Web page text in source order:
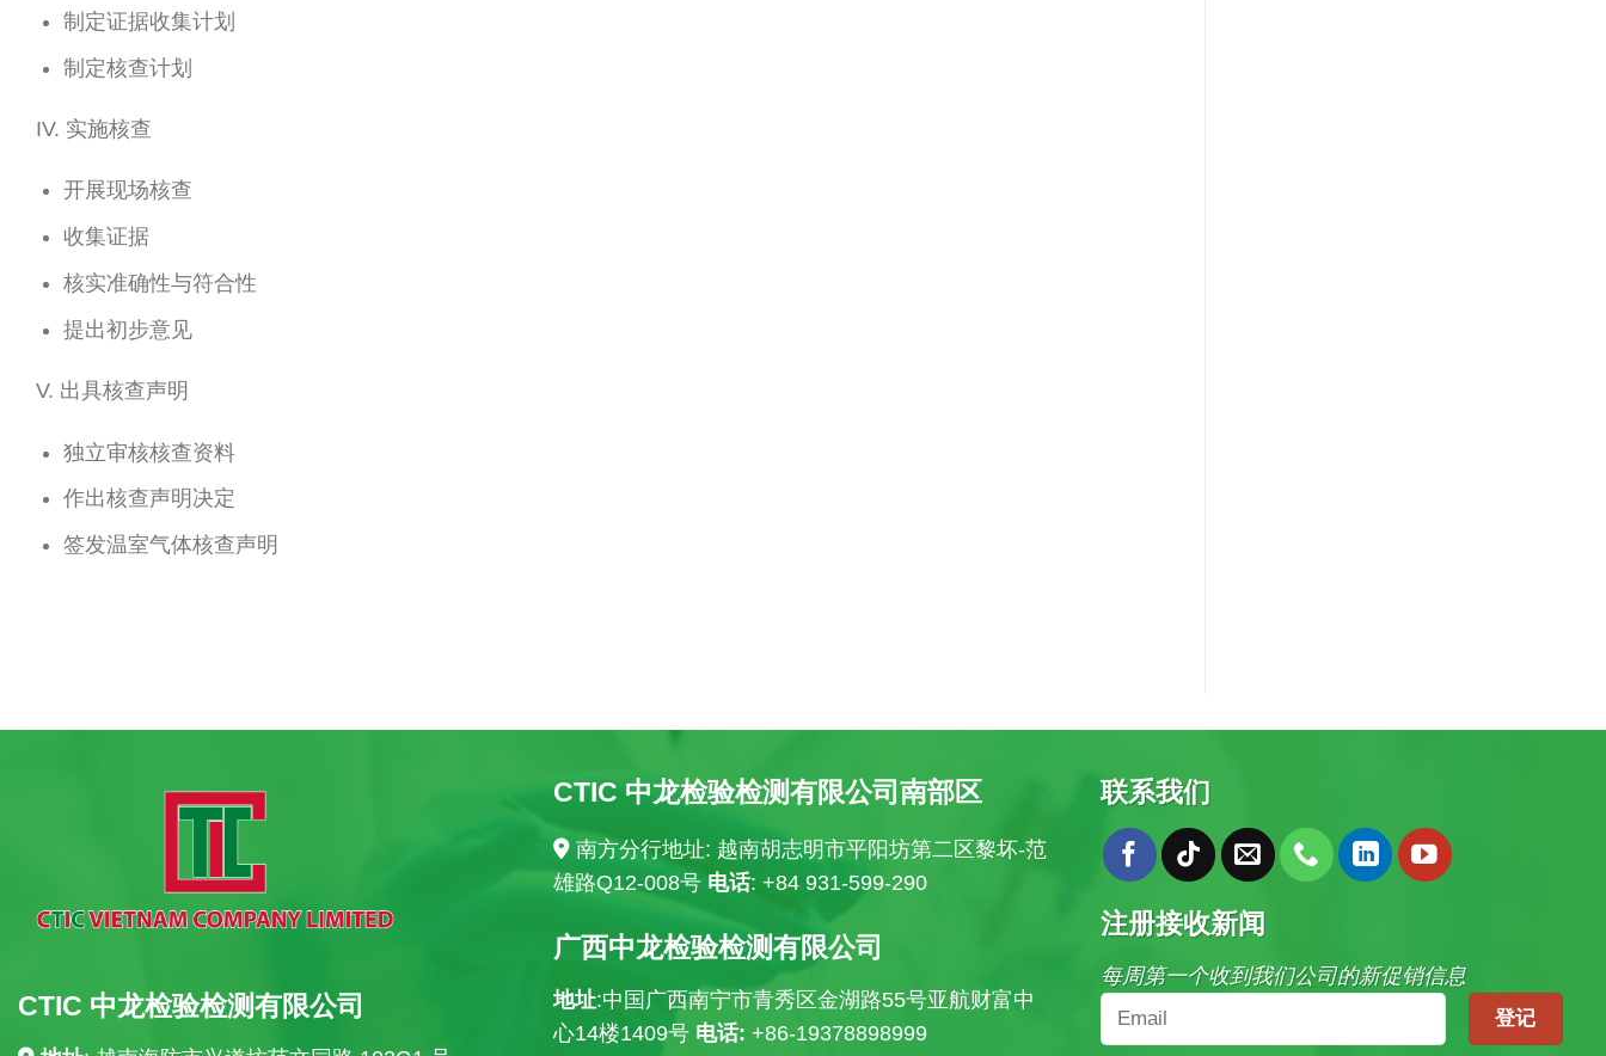
制定证据收集计划
制定核查计划
IV. 实施核查
开展现场核查
收集证据
核实准确性与符合性
提出初步意见
V. 出具核查声明
独立审核核查资料
作出核查声明决定
签发温室气体核查声明
CTIC 中龙检验检测有限公司
CTIC 中龙检验检测有限公司南部区
南方分行地址: 越南胡志明市平阳坊第二区黎坏-范
雄路Q12-008号 电话: +84 931-599-290
广西中龙检验检测有限公司
地址:中国广西南宁市青秀区金湖路55号亚航财富中
心14楼1409号 电话: +86-19378898999
联系我们
注册接收新闻
每周第一个收到我们公司的新促销信息